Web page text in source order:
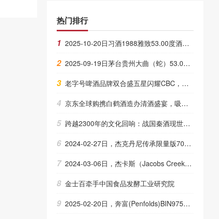
热门排行
1 2025-10-20日习酒1988雅致53.00度酒价格为365一瓶，上涨 365元
2 2025-09-19日茅台贵州大曲（蛇）53.00度酒价格为1,030一瓶，下跌 20元
3 老字号啤酒品牌双合盛五星闪耀CBC，囊获三大奖
4 京东全球购携白鹤酒造办清酒盛宴，吸引数百名爱好者参与
5 跨越2300年的文化回响：战国秦酒现世，印证粮者秦權酱酒的文化底层逻辑
6 2024-02-27日，杰克丹尼传承限量版700ML43.00度酒每瓶的价格是多少呢？
7 2024-03-06日，杰卡斯（Jacobs Creek)经典750ML13.90度酒每瓶的价格是多少呢？
8 金士百牵手中国食品发酵工业研究院
9 2025-02-20日，奔富(Penfolds)BIN9750ML14.50度酒每瓶的价格是多少呢？